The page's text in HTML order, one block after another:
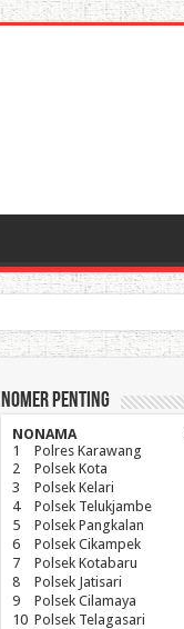
Nomer Penting
NONAMA
1
Polres Karawang
2
Polsek Kota
3
Polsek Kelari
4
Polsek Telukjambe
5
Polsek Pangkalan
6
Polsek Cikampek
7
Polsek Kotabaru
8
Polsek Jatisari
9
Polsek Cilamaya
10 Polsek Telagasari